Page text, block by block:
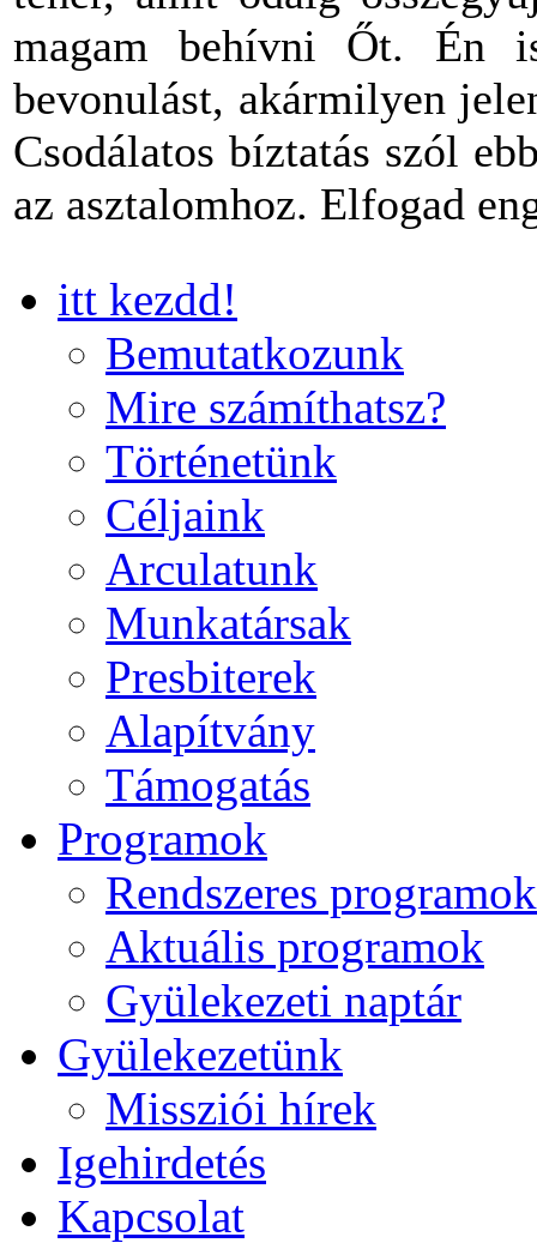
magam behívni Őt. Én
bevonulást, akármilyen
Csodálatos bíztatás szól
az asztalomhoz. Elfogad
itt kezdd!
Bemutatkozunk
Mire számíthatsz?
Történetünk
Céljaink
Arculatunk
Munkatársak
Presbiterek
Alapítvány
Támogatás
Programok
Rendszeres programok
Aktuális programok
Gyülekezeti naptár
Gyülekezetünk
Missziói hírek
Igehirdetés
Kapcsolat